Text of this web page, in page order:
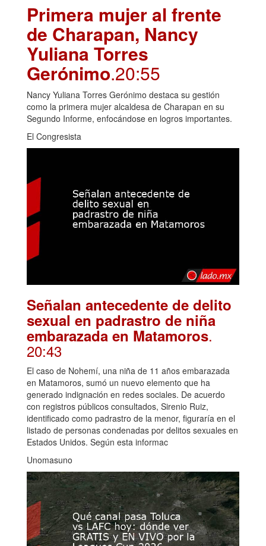
Primera mujer al frente
de Charapan, Nancy
Yuliana Torres
Gerónimo.20:55
Nancy Yuliana Torres Gerónimo destaca su gestión
como la primera mujer alcaldesa de Charapan en su
Segundo Informe, enfocándose en logros importantes.
El Congresista
Señalan antecedente de delito
sexual en padrastro de niña
embarazada en Matamoros.
20:43
El caso de Nohemí, una niña de 11 años embarazada
en Matamoros, sumó un nuevo elemento que ha
generado indignación en redes sociales. De acuerdo
con registros públicos consultados, Sirenio Ruiz,
identificado como padrastro de la menor, figuraría en el
listado de personas condenadas por delitos sexuales en
Estados Unidos. Según esta informac
Unomasuno